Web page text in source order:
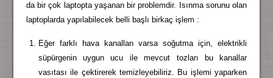
da bir çok laptopta yaşanan bir problemdir. Isınma sorunu olan
laptoplarda yapılabilecek belli başlı birkaç işlem :
Eğer farklı hava kanalları varsa soğutma için, elektrikli
süpürgenin uygun ucu ile mevcut tozları bu kanallar
vasıtası ile çektirerek temizleyebiliriz. Bu işlemi yaparken